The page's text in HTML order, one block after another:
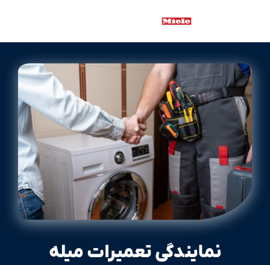
نمایندگی تعمیرات میله